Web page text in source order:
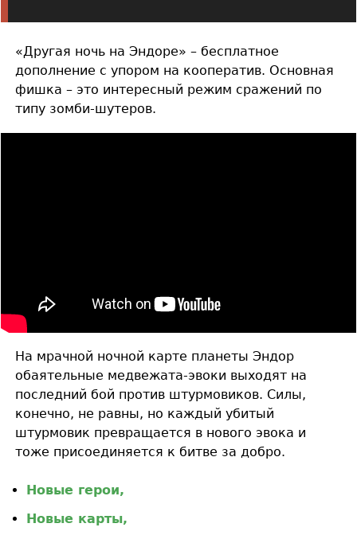
«Другая ночь на Эндоре» – бесплатное
дополнение с упором на кооператив. Основная
фишка – это интересный режим сражений по
типу зомби-шутеров.
На мрачной ночной карте планеты Эндор
обаятельные медвежата-эвоки выходят на
последний бой против штурмовиков. Силы,
конечно, не равны, но каждый убитый
штурмовик превращается в нового эвока и
тоже присоединяется к битве за добро.
Новые герои,
Новые карты,